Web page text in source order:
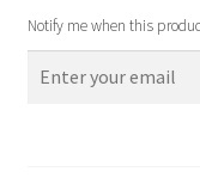
Notify me when this